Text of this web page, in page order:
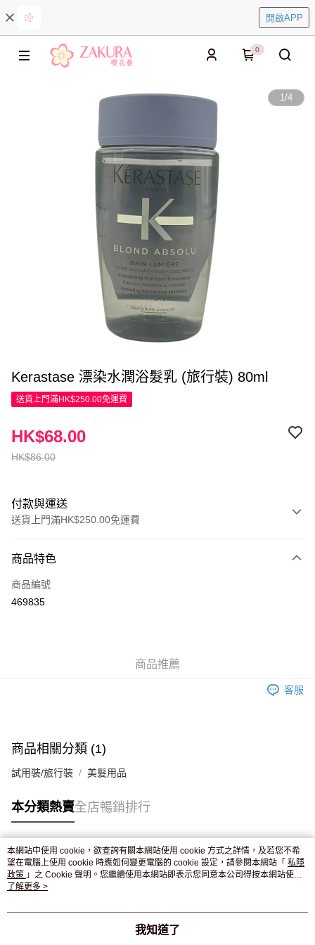
開啟APP
0
1/4
Kerastase 漂染水潤浴髮乳 (旅行裝) 80ml
送貨上門滿HK$250.00免運費
HK$86.00
HK$68.00
付款與運送
送貨上門滿HK$250.00免運費
信用卡
Apple Pay
商品特色
商品編號
469835
商品推薦
客服
商品相關分類 (1)
試用裝/旅行裝 美髮用品
本分類熱賣全店暢銷排行
熱門標籤
熱銷排行
本網站中使用 cookie，欲查詢有關本網站使用 cookie 方式之詳情，及若您不希
望在電腦上使用 cookie 時應如何變更電腦的 cookie 設定，請參閱本網站「 私隱
政策 」之 Cookie 聲明。您繼續使用本網站即表示您同意本公司得按本網站使用
條款之 Cookie 聲明使用 cookie。
了解更多 >
我知道了